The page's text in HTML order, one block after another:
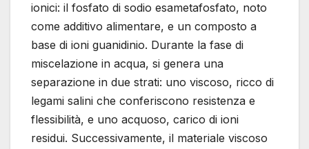
ionici: il fosfato di sodio esametafosfato, noto
come additivo alimentare, e un composto a
base di ioni guanidinio. Durante la fase di
miscelazione in acqua, si genera una
separazione in due strati: uno viscoso, ricco di
legami salini che conferiscono resistenza e
flessibilità, e uno acquoso, carico di ioni
residui. Successivamente, il materiale viscoso